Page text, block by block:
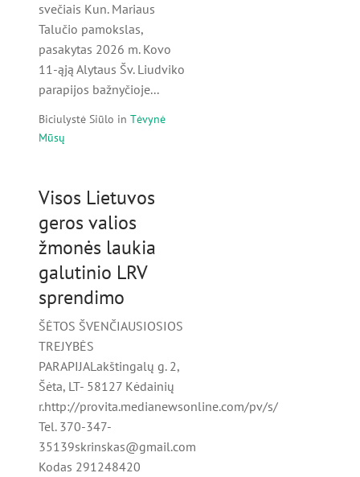
svečiais Kun. Mariaus
Talučio pamokslas,
pasakytas 2026 m. Kovo
11-ąją Alytaus Šv. Liudviko
parapijos bažnyčioje...
Biciulystė Siūlo in Tėvynė
Mūsų
Visos Lietuvos
geros valios
žmonės laukia
galutinio LRV
sprendimo
ŠĖTOS ŠVENČIAUSIOSIOS
TREJYBĖS
PARAPIJALakštingalų g. 2,
Šėta, LT- 58127 Kėdainių
r.http://provita.medianewsonline.com/pv/s/
Tel. 370-347-
35139skrinskas@gmail.com
Kodas 291248420